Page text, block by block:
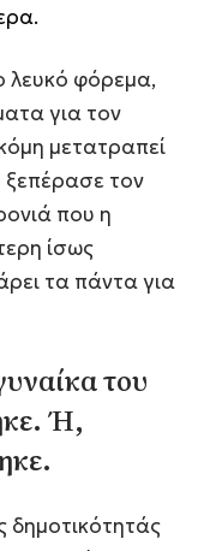
λευκό φόρεμα,
για τον
μετατραπεί
τον
που η
ίσως
τα πάντα για
του
Ή,
δημοτικότητάς